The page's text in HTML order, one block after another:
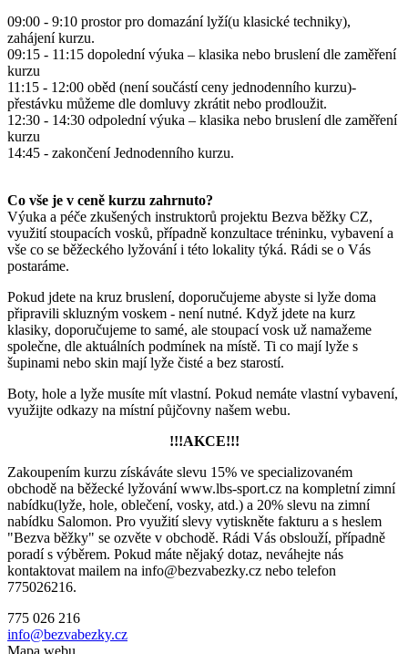
09:00 - 9:10 prostor pro domazání lyží(u klasické techniky),
zahájení kurzu.
09:15 - 11:15 dopolední výuka – klasika nebo bruslení dle zaměření
kurzu
11:15 - 12:00 oběd (není součástí ceny jednodenního kurzu)-
přestávku můžeme dle domluvy zkrátit nebo prodloužit.
12:30 - 14:30 odpolední výuka – klasika nebo bruslení dle zaměření
kurzu
14:45 - zakončení Jednodenního kurzu.
Co vše je v ceně kurzu zahrnuto?
Výuka a péče zkušených instruktorů projektu Bezva běžky CZ,
využití stoupacích vosků, případně konzultace tréninku, vybavení a
vše co se běžeckého lyžování i této lokality týká. Rádi se o Vás
postaráme.
Pokud jdete na kruz bruslení, doporučujeme abyste si lyže doma
připravili skluzným voskem - není nutné. Když jdete na kurz
klasiky, doporučujeme to samé, ale stoupací vosk už namažeme
společne, dle aktuálních podmínek na místě. Ti co mají lyže s
šupinami nebo skin mají lyže čisté a bez starostí.
Boty, hole a lyže musíte mít vlastní. Pokud nemáte vlastní vybavení,
využijte odkazy na místní půjčovny našem webu.
!!!AKCE!!!
Zakoupením kurzu získáváte slevu 15% ve specializovaném
obchodě na běžecké lyžování www.lbs-sport.cz na kompletní zimní
nabídku(lyže, hole, oblečení, vosky, atd.) a 20% slevu na zimní
nabídku Salomon. Pro využití slevy vytiskněte fakturu a s heslem
"Bezva běžky" se ozvěte v obchodě. Rádi Vás obslouží, případně
poradí s výběrem. Pokud máte nějaký dotaz, neváhejte nás
kontaktovat mailem na info@bezvabezky.cz nebo telefon
775026216.
775 026 216
info@bezvabezky.cz
Mapa webu